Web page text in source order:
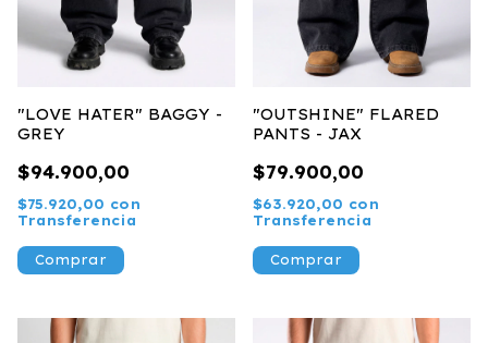
"LOVE HATER" BAGGY -
GREY
$94.900,00
$75.920,00 con
Transferencia
Comprar
"OUTSHINE" FLARED
PANTS - JAX
$79.900,00
$63.920,00 con
Transferencia
Comprar